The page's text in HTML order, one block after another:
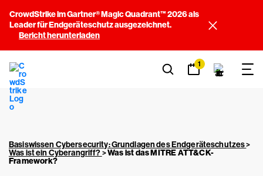
CrowdStrike im Gartner® Magic Quadrant™ 2026 als
Leader für Endgeräteschutz ausgezeichnet.
Bericht herunterladen
1
Basiswissen Cybersecurity: Grundlagen des Endgeräteschutzes>
Was ist ein Cyberangriff?>Was ist das MITRE ATT&CK-
Framework?